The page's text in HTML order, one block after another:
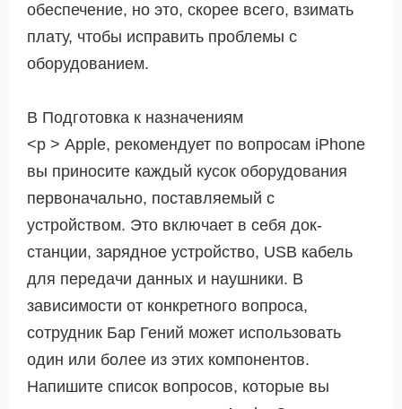
обеспечение, но это, скорее всего, взимать
плату, чтобы исправить проблемы с
оборудованием.
В Подготовка к назначениям
<р > Apple, рекомендует по вопросам iPhone
вы приносите каждый кусок оборудования
первоначально, поставляемый с
устройством. Это включает в себя док-
станции, зарядное устройство, USB кабель
для передачи данных и наушники. В
зависимости от конкретного вопроса,
сотрудник Бар Гений может использовать
один или более из этих компонентов.
Напишите список вопросов, которые вы